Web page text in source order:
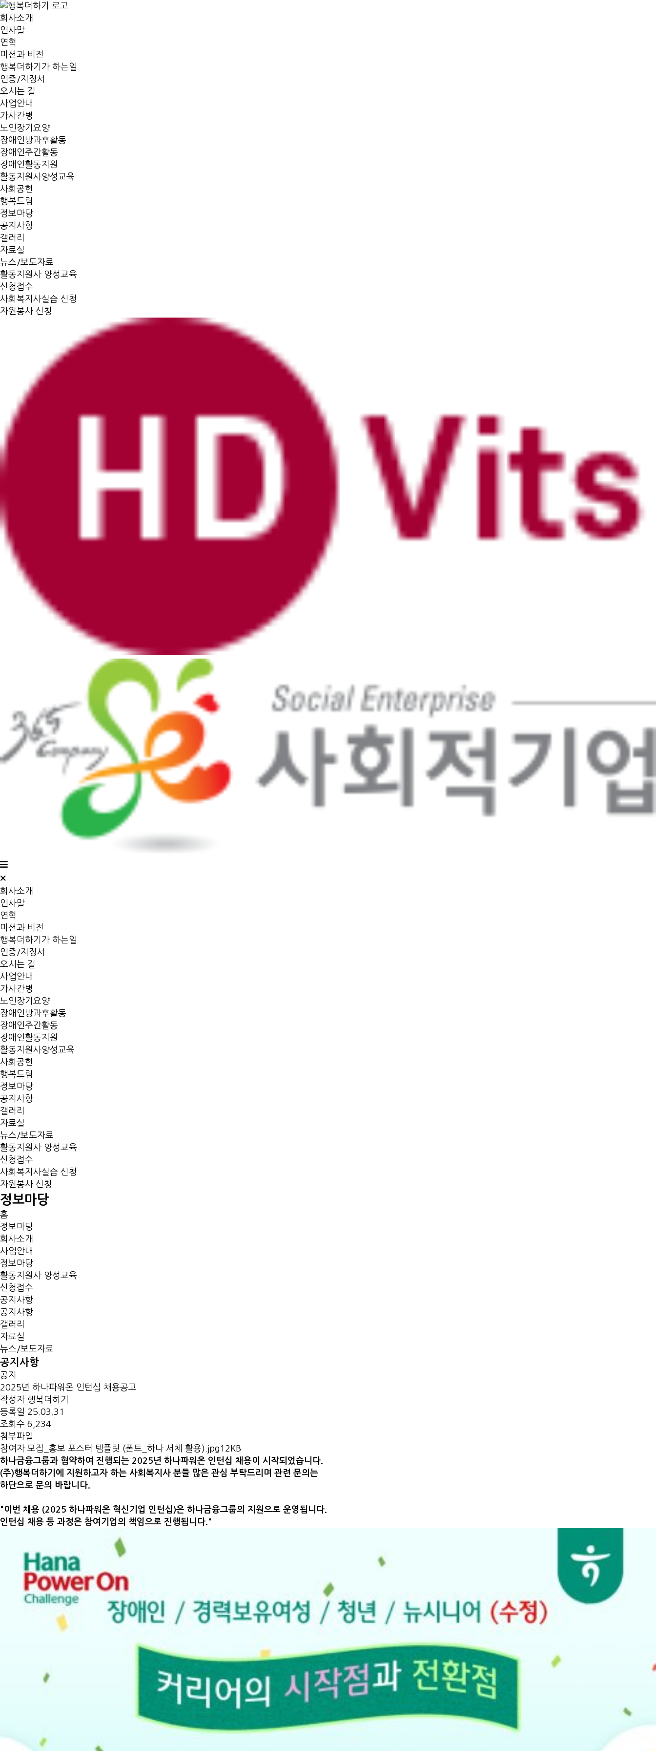
회사소개
인사말
연혁
미션과 비전
행복더하기가 하는일
인증/지정서
오시는 길
사업안내
가사간병
노인장기요양
장애인방과후활동
장애인주간활동
장애인활동지원
활동지원사양성교육
사회공헌
행복드림
정보마당
공지사항
갤러리
자료실
뉴스/보도자료
활동지원사 양성교육
신청접수
사회복지사실습 신청
자원봉사 신청
×
회사소개
인사말
연혁
미션과 비전
행복더하기가 하는일
인증/지정서
오시는 길
사업안내
가사간병
노인장기요양
장애인방과후활동
장애인주간활동
장애인활동지원
활동지원사양성교육
사회공헌
행복드림
정보마당
공지사항
갤러리
자료실
뉴스/보도자료
활동지원사 양성교육
신청접수
사회복지사실습 신청
자원봉사 신청
정보마당
홈
정보마당
회사소개
사업안내
정보마당
활동지원사 양성교육
신청접수
공지사항
공지사항
갤러리
자료실
뉴스/보도자료
공지사항
공지
2025년 하나파워온 인턴십 채용공고
작성자 행복더하기
등록일 25.03.31
조회수 6,234
첨부파일
참여자 모집_홍보 포스터 템플릿 (폰트_하나 서체 활용).jpg 12KB
하나금융그룹과 협약하여 진행되는 2025년 하나파워온 인턴십 채용이 시작되었습니다.
(주)행복더하기에 지원하고자 하는 사회복지사 분들 많은 관심 부탁드리며 관련 문의는
하단으로 문의 바랍니다.
"이번 채용 (2025 하나파워온 혁신기업 인턴십)은 하나금융그룹의 지원으로 운영됩니다.
인턴십 채용 등 과정은 참여기업의 책임으로 진행됩니다."